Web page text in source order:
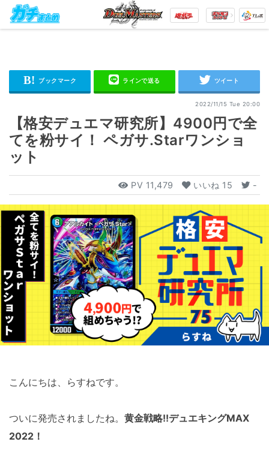
2022/11/15 Tue 20:00
【格安デュエマ研究所】4900円で全
てを粉サイ！ ペガサ.Starワンショ
ット
PV 11,479 いいね 15 -
こんにちは、らすねです。
ついに発売されましたね。 黄金戦略!!デュエキングMAX
2022！